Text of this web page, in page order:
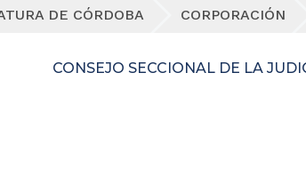
DE CÓRDOBA CORPORACIÓN
CONSEJO SECCIONAL DE LA